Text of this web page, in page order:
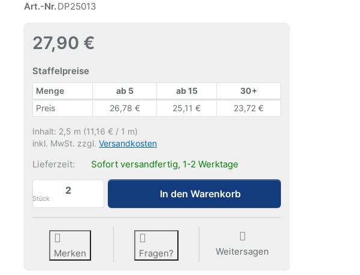
Art.-Nr.DP25013
27,90 €
Staffelpreise
Staffelpreise
Menge ab 5 ab 15
30+
Preis
26,78 € 25,11 € 23,72 €
Inhalt: 2,5 m (11,16 € / 1 m)
inkl. MwSt. zzgl. Versandkosten
Lieferzeit: Sofort versandfertig, 1-2 Werktage
Stück
Deckenplattenschiene DP250 zu 27,90 €, Menge 1.
In den Warenkorb
Merken Fragen? Weitersagen